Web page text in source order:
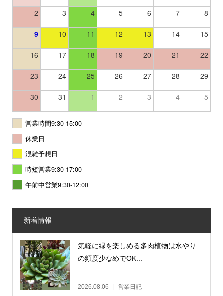
2 3 4 5 6 7 8
9 10 11 12 13 14 15
16 17 18 19 20 21 22
23 24 25 26 27 28 29
30 31 1 2 3 4 5
営業時間9:30-15:00
休業日
混雑予想日
時短営業9:30-17:00
午前中営業9:30-12:00
新着情報
気軽に緑を楽しめる多肉植物は水やり
の頻度少なめでOK...
2026.08.06 営業日記